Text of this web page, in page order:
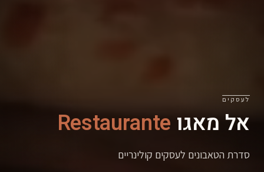
לעסקים
אל מאגו Restaurante
סדרת הטאבונים לעסקים קולינריים